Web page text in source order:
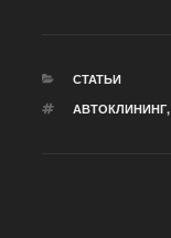
РУБРИКИ
СТАТЬИ
МЕТКИ
АВТОКЛИНИНГ,